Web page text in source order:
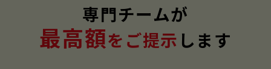
専門チームが
最高額をご提示 します